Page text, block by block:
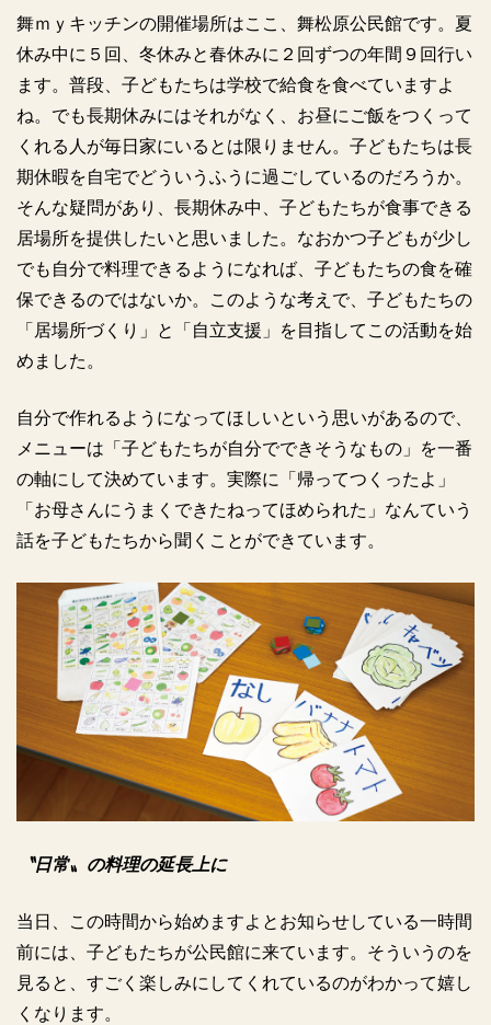
舞ｍｙキッチンの開催場所はここ、舞松原公民館です。夏
休み中に５回、冬休みと春休みに２回ずつの年間９回行い
ます。普段、子どもたちは学校で給食を食べていますよ
ね。でも長期休みにはそれがなく、お昼にご飯をつくって
くれる人が毎日家にいるとは限りません。子どもたちは長
期休暇を自宅でどういうふうに過ごしているのだろうか。
そんな疑問があり、長期休み中、子どもたちが食事できる
居場所を提供したいと思いました。なおかつ子どもが少し
でも自分で料理できるようになれば、子どもたちの食を確
保できるのではないか。このような考えで、子どもたちの
「居場所づくり」と「自立支援」を目指してこの活動を始
めました。
自分で作れるようになってほしいという思いがあるので、
メニューは「子どもたちが自分でできそうなもの」を一番
の軸にして決めています。実際に「帰ってつくったよ」
「お母さんにうまくできたねってほめられた」なんていう
話を子どもたちから聞くことができています。
〝日常〟の料理の延長上に
当日、この時間から始めますよとお知らせしている一時間
前には、子どもたちが公民館に来ています。そういうのを
見ると、すごく楽しみにしてくれているのがわかって嬉し
くなります。